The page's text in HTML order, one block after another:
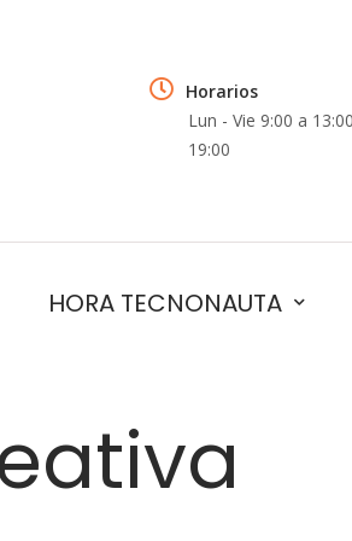
Horarios
Lun - Vie 9:00 a
19:00
HORA TECNONAUTA